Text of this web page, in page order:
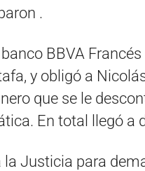
.
BBVA
y obligó a
que se le
En total llegó a
la Justicia para